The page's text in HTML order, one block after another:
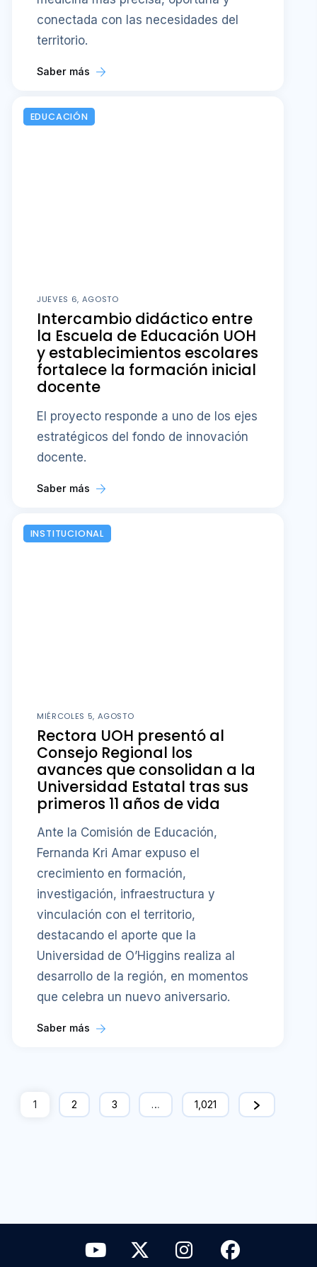
conectada con las necesidades del
territorio.
Saber más
EDUCACIÓN
JUEVES 6, AGOSTO
Intercambio didáctico entre
la Escuela de Educación UOH
y establecimientos escolares
fortalece la formación inicial
docente
El proyecto responde a uno de los ejes
estratégicos del fondo de innovación
docente.
Saber más
INSTITUCIONAL
MIÉRCOLES 5, AGOSTO
Rectora UOH presentó al
Consejo Regional los
avances que consolidan a la
Universidad Estatal tras sus
primeros 11 años de vida
Ante la Comisión de Educación,
Fernanda Kri Amar expuso el
crecimiento en formación,
investigación, infraestructura y
vinculación con el territorio,
destacando el aporte que la
Universidad de O’Higgins realiza al
desarrollo de la región, en momentos
que celebra un nuevo aniversario.
Saber más
1 2 3 … 1,021